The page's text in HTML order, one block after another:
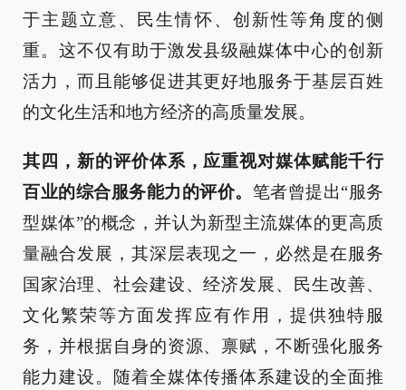
于主题立意、民生情怀、创新性等角度的侧
重。这不仅有助于激发县级融媒体中心的创新
活力，而且能够促进其更好地服务于基层百姓
的文化生活和地方经济的高质量发展。
其四，新的评价体系，应重视对媒体赋能千行
百业的综合服务能力的评价。 笔者曾提出“服务
型媒体”的概念，并认为新型主流媒体的更高质
量融合发展，其深层表现之一，必然是在服务
国家治理、社会建设、经济发展、民生改善、
文化繁荣等方面发挥应有作用，提供独特服
务，并根据自身的资源、禀赋，不断强化服务
能力建设。随着全媒体传播体系建设的全面推